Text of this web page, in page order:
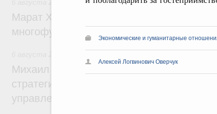
Экономические и гуманитарные
Алексей Логвинович Оверчук
Дорожное хозяйство
Марат Хуснуллин: На двух скоростных
многофункциональные зоны дорожного
Михаил Мишустин дал поручения по
стратегической сессии о
управления научно-технологическим